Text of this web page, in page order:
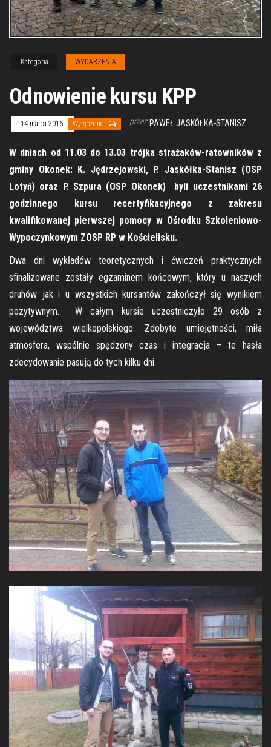
Kategoria WYDARZENIA
Odnowienie kursu KPP
14 marca 2016 Wyłączono przez PAWEŁ JASKÓŁKA-STANISZ
W dniach od 11.03 do 13.03 trójka strażaków-ratowników z
gminy Okonek: K. Jędrzejowski, P. Jaskółka-Stanisz (OSP
Lotyń) oraz P. Szpura (OSP Okonek) byli uczestnikami 26
godzinnego kursu recertyfikacyjnego z zakresu
kwalifikowanej pierwszej pomocy w Ośrodku Szkoleniowo-
Wypoczynkowym ZOSP RP w Kościelisku.
Dwa dni wykładów teoretycznych i ćwiczeń praktycznych
sfinalizowane zostały egzaminem końcowym, który u naszych
druhów jak i u wszystkich kursantów zakończył się wynikiem
pozytywnym. W całym kursie uczestniczyło 29 osób z
województwa wielkopolskiego. Zdobyte umiejętności, miła
atmosfera, wspólnie spędzony czas i integracja – te hasła
zdecydowanie pasują do tych kilku dni.